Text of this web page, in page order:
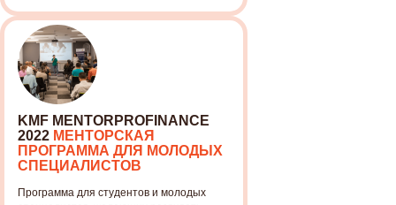
KMF MENTORPROFINANCE
2022 МЕНТОРСКАЯ
ПРОГРАММА ДЛЯ МОЛОДЫХ
СПЕЦИАЛИСТОВ
Программа для студентов и молодых
ОСТАЛИСЬ
ВОПРОСЫ?
Заполните форму и мы свяжемся
с вами, чтобы больше рассказать
чем мы можем помочь
МЕНТОРСКИЕ ПРОГРАММЫ
БИЗНЕС-ТРЕНИНГИ
БЛОГ